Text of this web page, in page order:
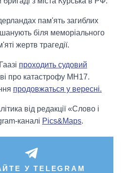
пам'ять загиблих
біля меморіального
жертв трагедії.
проходить судовий
про катастрофу МН17.
продовжаться у вересні.
від редакції «Слово і
каналі Pics&Maps.
У TELEGRAM